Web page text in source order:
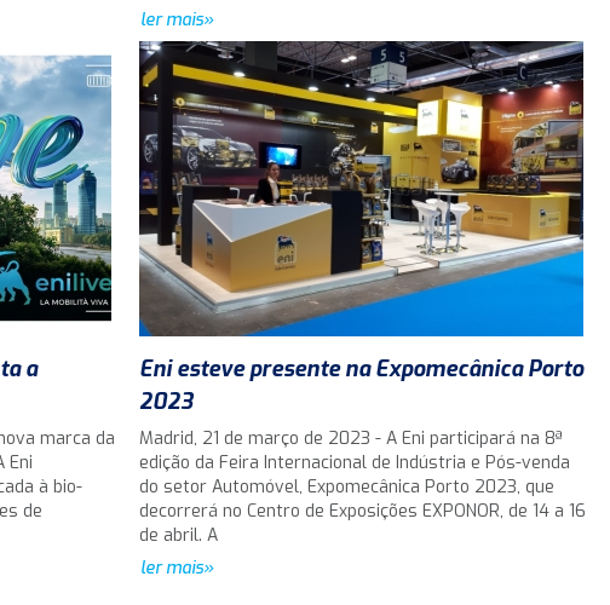
ler mais»
a
marca da
Eni
à bio-
de
Eni esteve presente na Expomecânica Porto
2023
Madrid, 21 de março de 2023 - A Eni participará na 8ª
edição da Feira Internacional de Indústria e Pós-venda
do setor Automóvel, Expomecânica Porto 2023, que
decorrerá no Centro de Exposições EXPONOR, de 14 a 16
de abril. A
ler mais»